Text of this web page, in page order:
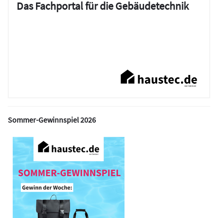
Das Fachportal für die Gebäudetechnik
Sommer-Gewinnspiel 2026